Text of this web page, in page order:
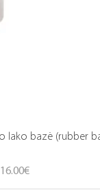
lako bazė (rubber
16.00€